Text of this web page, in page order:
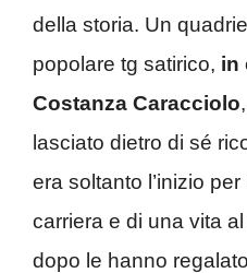
della storia. Un
popolare tg satirico, in
Costanza Caracciolo
lasciato dietro di sé
era soltanto l’inizio
carriera e di una vita
dopo le hanno